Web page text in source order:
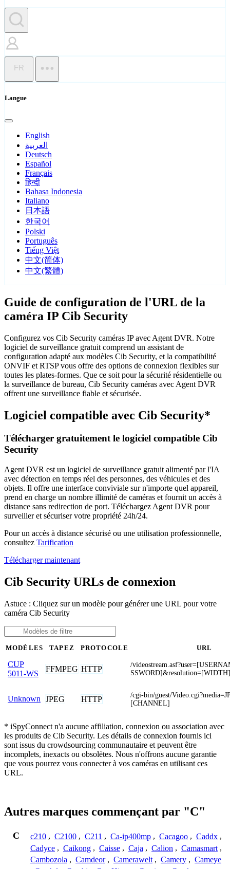
FR
Langue
English
العربية
Deutsch
Español
Français
हिन्दी
Bahasa Indonesia
Italiano
日本語
한국어
Polski
Português
Tiếng Việt
中文(简体)
中文(繁體)
Guide de configuration de l'URL de la
caméra IP Cib Security
Configurez vos Cib Security caméras IP avec Agent DVR. Notre
logiciel de surveillance gratuit comprend un assistant de
configuration adapté aux modèles Cib Security, et la compatibilité
ONVIF et RTSP vous offre des options de connexion flexibles sur
toutes les plates-formes. Que ce soit pour la sécurité résidentielle ou
la surveillance de bureau, Cib Security caméras avec Agent DVR
offrent une surveillance fiable et sécurisée.
Logiciel compatible avec Cib Security*
Télécharger gratuitement le logiciel compatible Cib
Security
Agent DVR est un logiciel de surveillance gratuit alimenté par l'IA
avec détection en temps réel des personnes, des véhicules et des
objets. Il offre une interface conviviale sur n'importe quel appareil,
prend en charge un nombre illimité de caméras et fournit un accès à
distance sans redirection de port. Téléchargez Agent DVR pour
surveiller et sécuriser votre propriété 24h/24.
Pour un accès à distance sécurisé ou une utilisation professionnelle,
consultez Tarification
Télécharger maintenant
Cib Security URLs de connexion
Astuce : Cliquez sur un modèle pour générer une URL pour votre
caméra Cib Security
MODÈLES TAPEZ PROTOCOLE URL
CUP
5011-WS
FFMPEG HTTP
/
Unknown JPEG HTTP
/cgi-bin/guest/
[CHANNEL]
* iSpyConnect n'a aucune affiliation, connexion ou association avec
les produits de Cib Security. Les détails de connexion fournis ici
sont issus du crowdsourcing communautaire et peuvent être
incomplets, inexacts ou obsolètes. Nous n'offrons aucune garantie
que vous pourrez vous connecter à vos caméras en utilisant ces
URL.
Autres marques commençant par "C"
C c210 , C2100 , C211 , Ca-ip400mp , Cacagoo , Caddx ,
Cadyce , Caikong , Caisse , Caja , Calion , Camasmart ,
Cambozola , Camdeor , Camerawelt , Camery , Cameye